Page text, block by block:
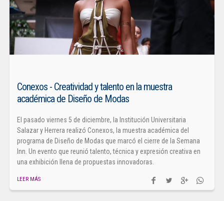
Conexos - Creatividad y talento en la muestra
académica de Diseño de Modas
El pasado viernes 5 de diciembre, la Institución Universitaria
Salazar y Herrera realizó Conexos, la muestra académica del
programa de Diseño de Modas que marcó el cierre de la Semana
Inn. Un evento que reunió talento, técnica y expresión creativa en
una exhibición llena de propuestas innovadoras.
LEER MÁS